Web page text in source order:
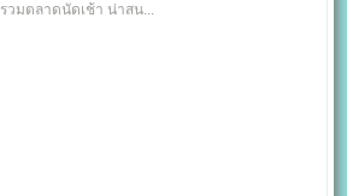
รวมตลาดนัดเช้า น่าสน...